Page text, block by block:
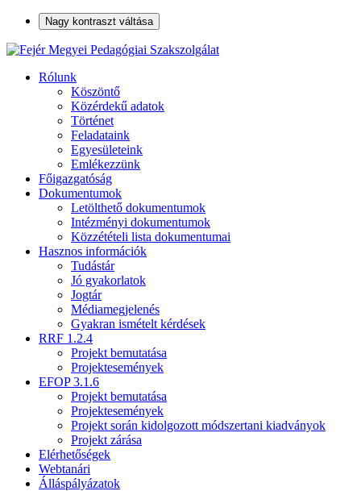
Nagy kontraszt váltása
Rólunk
Köszöntő
Közérdekű adatok
Történet
Feladataink
Egyesületeink
Emlékezzünk
Főigazgatóság
Dokumentumok
Letölthető dokumentumok
Intézményi dokumentumok
Közzétételi lista dokumentumai
Hasznos információk
Tudástár
Jó gyakorlatok
Jogtár
Médiamegjelenés
Gyakran ismételt kérdések
RRF 1.2.4
Projekt bemutatása
Projektesemények
EFOP 3.1.6
Projekt bemutatása
Projektesemények
Projekt során kidolgozott módszertani kiadványok
Projekt zárása
Elérhetőségek
Webtanári
Álláspályázatok